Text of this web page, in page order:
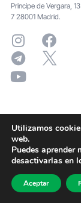
Principe de Vergara, 13
7 28001 Madrid.
Utilizamos
web.
Puedes aprender
desactivarlas en
Aceptar